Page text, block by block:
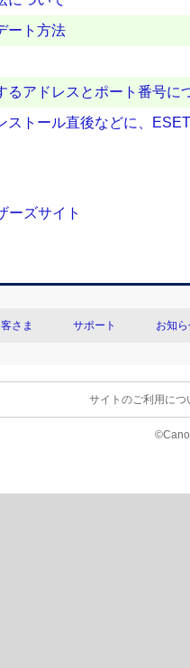
ート方法
るアドレスとポート番号に
ストール直後などに、
さま サポート お知
サイトのご利用につ